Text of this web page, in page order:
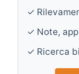
✓
✓ Note,
✓ Ricerca